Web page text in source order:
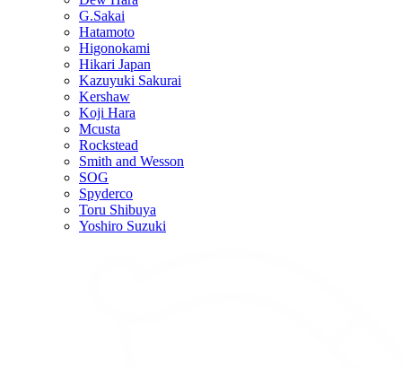
G.Sakai
Hatamoto
Higonokami
Hikari Japan
Kazuyuki Sakurai
Kershaw
Koji Hara
Mcusta
Rockstead
Smith and Wesson
SOG
Spyderco
Toru Shibuya
Yoshiro Suzuki